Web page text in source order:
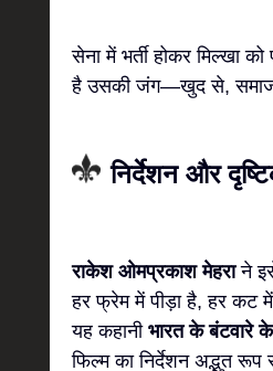
सेना में भर्ती होकर मिल्खा
है उसकी जंग—खुद से,
निर्देशन और
राकेश ओमप्रकाश मेहराने
हर फ्रेम में पीड़ा है, हर कट
यह कहानी भारत के बंटवारे
फिल्म का निर्देशन अद्भुत रूप